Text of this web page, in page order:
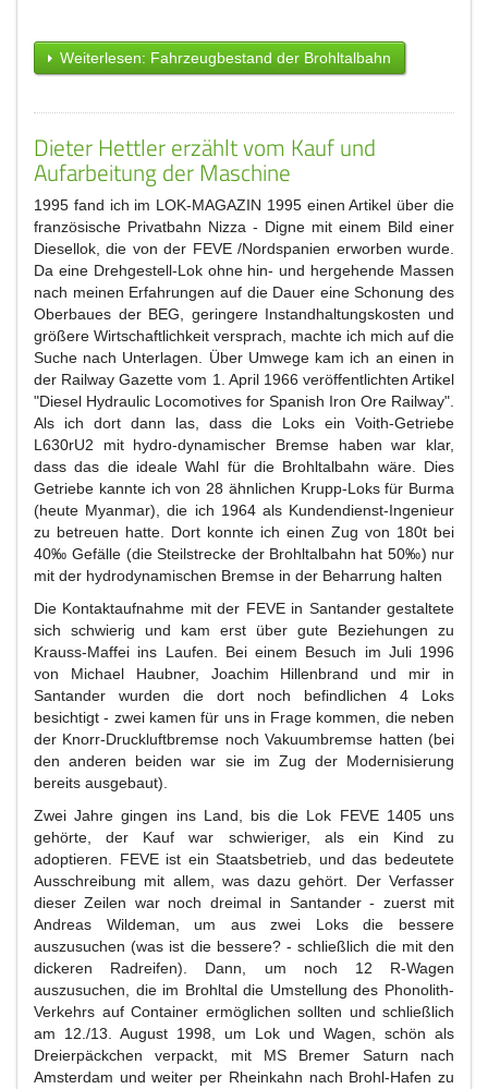
Weiterlesen: Fahrzeugbestand der Brohltalbahn
Dieter Hettler erzählt vom Kauf und
Aufarbeitung der Maschine
1995 fand ich im LOK-MAGAZIN 1995 einen Artikel über die
französische Privatbahn Nizza - Digne mit einem Bild einer
Diesellok, die von der FEVE /Nordspanien erworben wurde.
Da eine Drehgestell-Lok ohne hin- und hergehende Massen
nach meinen Erfahrungen auf die Dauer eine Schonung des
Oberbaues der BEG, geringere Instandhaltungskosten und
größere Wirtschaftlichkeit versprach, machte ich mich auf die
Suche nach Unterlagen. Über Umwege kam ich an einen in
der Railway Gazette vom 1. April 1966 veröffentlichten Artikel
"Diesel Hydraulic Locomotives for Spanish Iron Ore Railway".
Als ich dort dann las, dass die Loks ein Voith-Getriebe
L630rU2 mit hydro-dynamischer Bremse haben war klar,
dass das die ideale Wahl für die Brohltalbahn wäre. Dies
Getriebe kannte ich von 28 ähnlichen Krupp-Loks für Burma
(heute Myanmar), die ich 1964 als Kundendienst-Ingenieur
zu betreuen hatte. Dort konnte ich einen Zug von 180t bei
40‰ Gefälle (die Steilstrecke der Brohltalbahn hat 50‰) nur
mit der hydrodynamischen Bremse in der Beharrung halten
Die Kontaktaufnahme mit der FEVE in Santander gestaltete
sich schwierig und kam erst über gute Beziehungen zu
Krauss-Maffei ins Laufen. Bei einem Besuch im Juli 1996
von Michael Haubner, Joachim Hillenbrand und mir in
Santander wurden die dort noch befindlichen 4 Loks
besichtigt - zwei kamen für uns in Frage kommen, die neben
der Knorr-Druckluftbremse noch Vakuumbremse hatten (bei
den anderen beiden war sie im Zug der Modernisierung
bereits ausgebaut).
Zwei Jahre gingen ins Land, bis die Lok FEVE 1405 uns
gehörte, der Kauf war schwieriger, als ein Kind zu
adoptieren. FEVE ist ein Staatsbetrieb, und das bedeutete
Ausschreibung mit allem, was dazu gehört. Der Verfasser
dieser Zeilen war noch dreimal in Santander - zuerst mit
Andreas Wildeman, um aus zwei Loks die bessere
auszusuchen (was ist die bessere? - schließlich die mit den
dickeren Radreifen). Dann, um noch 12 R-Wagen
auszusuchen, die im Brohltal die Umstellung des Phonolith-
Verkehrs auf Container ermöglichen sollten und schließlich
am 12./13. August 1998, um Lok und Wagen, schön als
Dreierpäckchen verpackt, mit MS Bremer Saturn nach
Amsterdam und weiter per Rheinkahn nach Brohl-Hafen zu